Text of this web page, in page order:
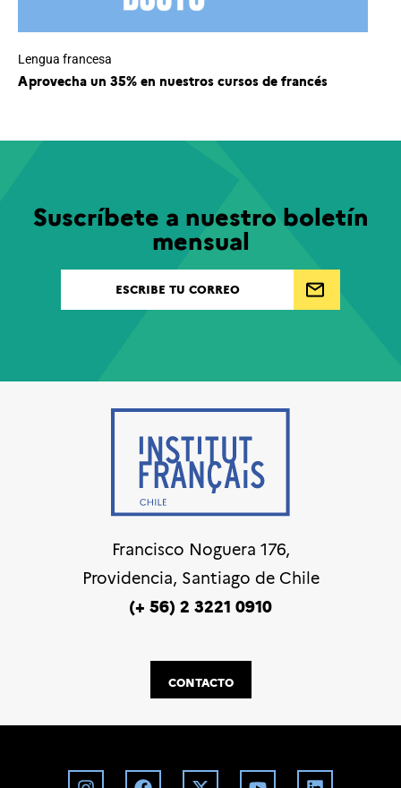
Lengua francesa
Aprovecha un 35% en nuestros cursos de francés
Suscríbete a nuestro boletín
mensual
Francisco Noguera 176,
Providencia, Santiago de Chile
(+ 56) 2 3221 0910
CONTACTO